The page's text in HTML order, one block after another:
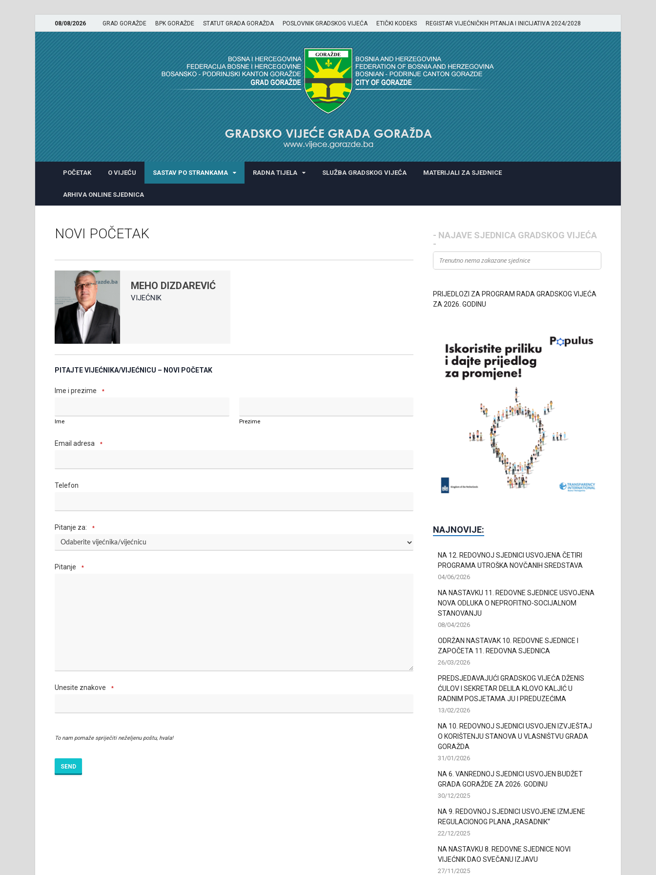
08/08/2026 GRAD GORAŽDE BPK GORAŽDE STATUT GRADA GORAŽDA POSLOVNIK GRADSKOG VIJEĆA ETIČKI KODEKS REGISTAR VIJEĆNIČKIH PITANJA I INICIJATIVA 2024/2028
GRADSKO VIJEĆE GRADA GORAŽDA
POČETAK O VIJEĆU SASTAV PO STRANKAMA RADNA TIJELA SLUŽBA GRADSKOG VIJEĆA MATERIJALI ZA SJEDNICE
ARHIVA ONLINE SJEDNICA
NOVI POČETAK
MEHO DIZDAREVIĆ
VIJEĆNIK
PITAJTE VIJEĆNIKA/VIJEĆNICU – NOVI POČETAK
Ime i prezime *
Ime Prezime
Email adresa *
Telefon
Pitanje za: *
Pitanje *
Unesite znakove *
To nam pomaže spriječiti neželjenu poštu, hvala!
SEND
- NAJAVE SJEDNICA GRADSKOG VIJEĆA
-
Trenutno nema zakazane sjednice
PRIJEDLOZI ZA PROGRAM RADA GRADSKOG VIJEĆA
ZA 2026. GODINU
NAJNOVIJE:
NA 12. REDOVNOJ SJEDNICI USVOJENA ČETIRI
PROGRAMA UTROŠKA NOVČANIH SREDSTAVA
04/06/2026
NA NASTAVKU 11. REDOVNE SJEDNICE USVOJENA
NOVA ODLUKA O NEPROFITNO-SOCIJALNOM
STANOVANJU
08/04/2026
ODRŽAN NASTAVAK 10. REDOVNE SJEDNICE I
ZAPOČETA 11. REDOVNA SJEDNICA
26/03/2026
PREDSJEDAVAJUĆI GRADSKOG VIJEĆA DŽENIS
ĆULOV I SEKRETAR DELILA KLOVO KALJIĆ U
RADNIM POSJETAMA JU I PREDUZEĆIMA
13/02/2026
NA 10. REDOVNOJ SJEDNICI USVOJEN IZVJEŠTAJ
O KORIŠTENJU STANOVA U VLASNIŠTVU GRADA
GORAŽDA
31/01/2026
NA 6. VANREDNOJ SJEDNICI USVOJEN BUDŽET
GRADA GORAŽDE ZA 2026. GODINU
30/12/2025
NA 9. REDOVNOJ SJEDNICI USVOJENE IZMJENE
REGULACIONOG PLANA „RASADNIK“
22/12/2025
NA NASTAVKU 8. REDOVNE SJEDNICE NOVI
VIJEĆNIK DAO SVEČANU IZJAVU
27/11/2025